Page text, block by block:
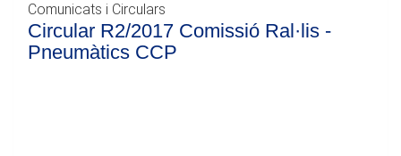
Comunicats i Circulars
Circular R2/2017 Comissió Ral·lis -
Pneumàtics CCP